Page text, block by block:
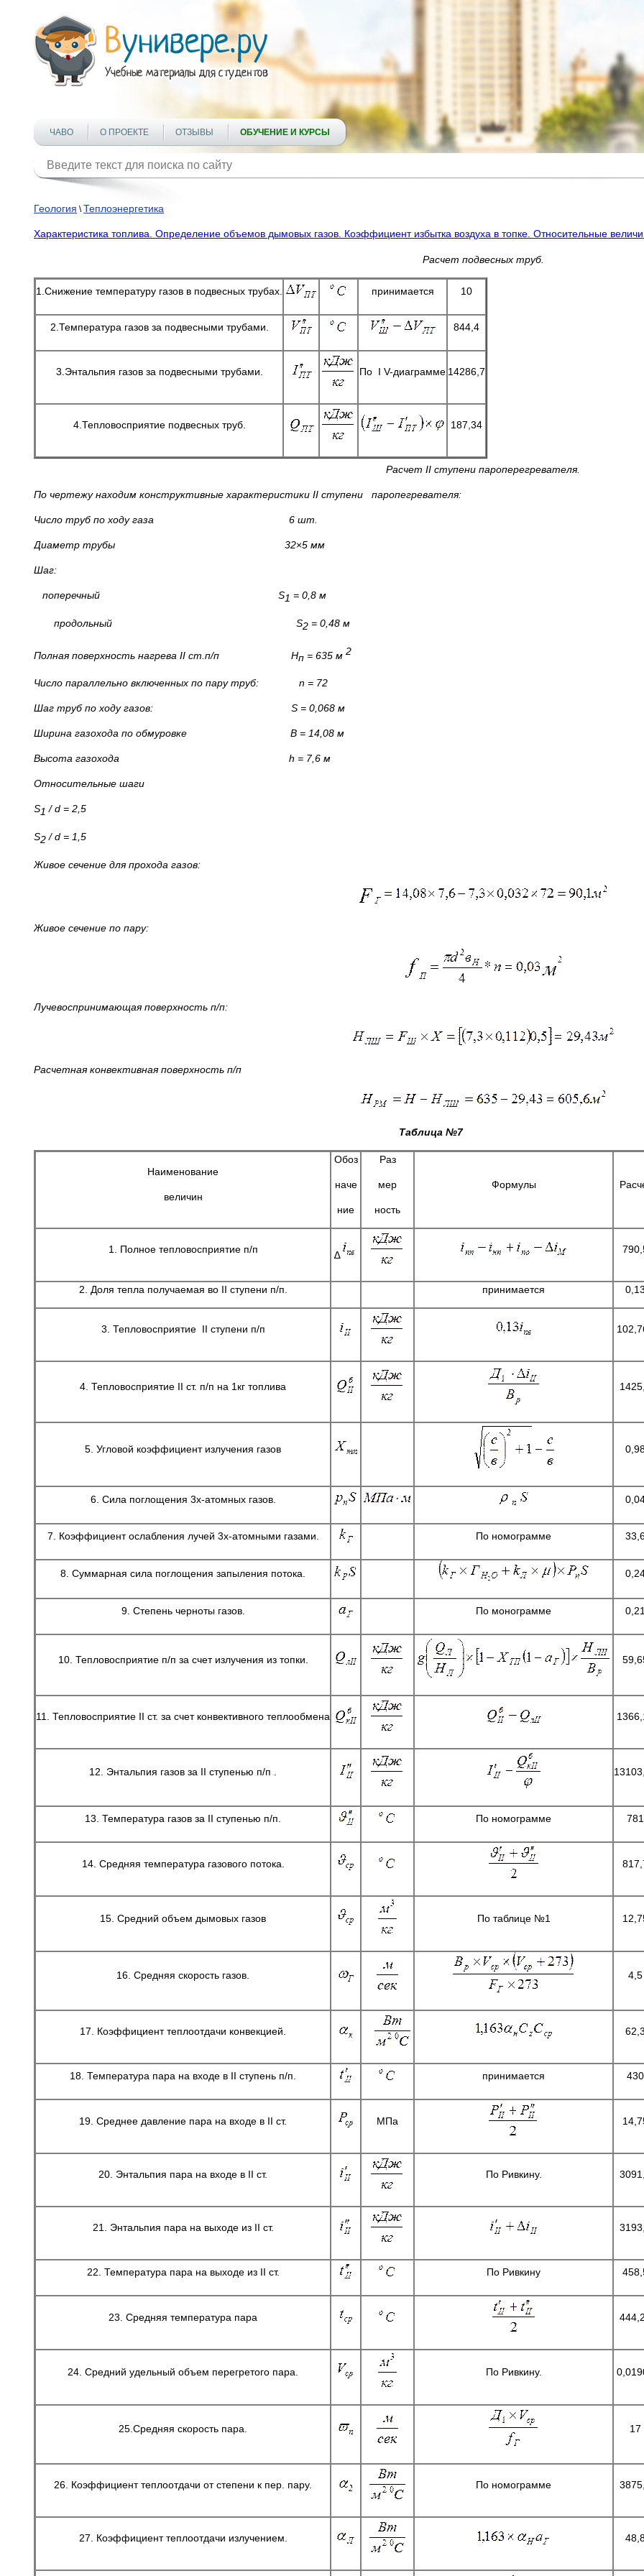
ЧАВО О ПРОЕКТЕ ОТЗЫВЫ ОБУЧЕНИЕ И КУРСЫ
Геология \Теплоэнергетика
Характеристика топлива. Определение объемов дымовых газов. Коэффициент избытка воздуха в топке. Относительные
Расчет подвесных труб.
1.Снижение температуру газов в подвесных трубах. принимается 10
2.Температура газов за подвесными трубами. 844,4
3.Энтальпия газов за подвесными трубами. По I V-диаграмме 14286,7
4.Тепловосприятие подвесных труб. 187,34
Расчет II ступени пароперегревателя.
По чертежу находим конструктивные характеристики II ступени паропегревателя:
Число труб по ходу газа 6 шт.
Диаметр трубы 32×5 мм
Шаг:
поперечный S1 = 0,8 м
продольный S2 = 0,48 м
Полная поверхность нагрева II ст.п/п Нп = 635 м 2
Число параллельно включенных по пару труб: n = 72
Шаг труб по ходу газов: S = 0,068 м
Ширина газохода по обмуровке В = 14,08 м
Высота газохода h = 7,6 м
Относительные шаги
S1/d = 2,5
S2/d = 1,5
Живое сечение для прохода газов:
Живое сечение по пару:
Лучевоспринимающая поверхность п/п:
Расчетная конвективная поверхность п/п
Таблица №7
Наименование
величин
Обоз
наче
ние
Раз
мер
ность
Формулы
1. Полное тепловосприятие п/п ∆
2. Доля тепла получаемая во II ступени п/п. принимается
3. Тепловосприятие II ступени п/п
4. Тепловосприятие II ст. п/п на 1кг топлива
5. Угловой коэффициент излучения газов
6. Сила поглощения 3х-атомных газов.
7. Коэффициент ослабления лучей 3х-атомными газами. По номограмме
8. Суммарная сила поглощения запыления потока.
9. Степень черноты газов. По монограмме
10. Тепловосприятие п/п за счет излучения из топки.
11. Тепловосприятие II ст. за счет конвективного теплообмена
12. Энтальпия газов за II ступенью п/п .
13. Температура газов за II ступенью п/п. По номограмме 781
14. Средняя температура газового потока.
15. Средний объем дымовых газов По таблице №1
16. Средняя скорость газов. 4,5
17. Коэффициент теплоотдачи конвекцией.
18. Температура пара на входе в II ступень п/п. принимается 430
19. Среднее давление пара на входе в II ст. МПа
20. Энтальпия пара на входе в II ст. По Ривкину.
21. Энтальпия пара на выходе из II ст.
22. Температура пара на выходе из II ст. По Ривкину
23. Средняя температура пара
24. Средний удельный объем перегретого пара. По Ривкину.
25.Средняя скорость пара. 17
26. Коэффициент теплоотдачи от степени к пер. пару. По номограмме
27. Коэффициент теплоотдачи излучением.